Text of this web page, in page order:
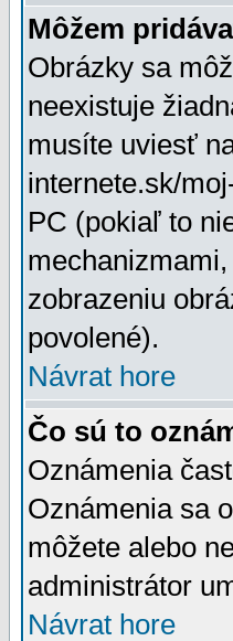
Môžem
Obrázky sa
neexistuje
musíte uviesť
internete.sk/
PC (pokiaľ to
zobrazeniu
povolené).
Návrat hore
Čo sú to
Oznámenia
Oznámenia sa
môžete alebo
administrátor
Návrat hore